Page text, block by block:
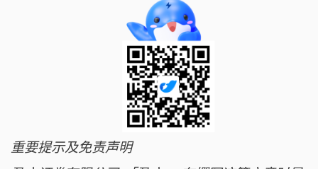
重要提示及免责声明